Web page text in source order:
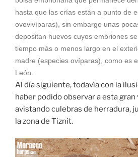
hasta que las crías están a punto de
ovovivíparas), sin embargo unas
depositan huevos cuyos embriones
tiempo más o menos largo en el
madre (especies ovíparas), como es
León.
Al día siguiente, todavía con la
haber podido observar a esta
avistando culebras de herradura,
la zona de Tiznit.